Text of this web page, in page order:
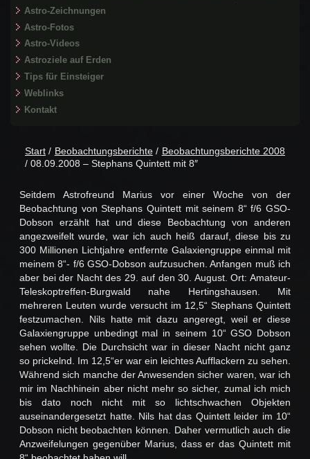
Astro-Zeichnungen
Astro-Fotos
Astro-Videos
Astroziele auf Erden
Tips für Einsteiger
Weblinks
Kontakt
Start / Beobachtungsberichte/ Beobachtungsberichte 2008
/ 08.09.2008 – Stephans Quintett mit 8″
Seitdem Astrofreund Marius vor einer Woche von der
Beobachtung von Stephans Quintett mit seinem 8“ f/6 GSO-
Dobson erzählt hat und diese Beobachtung von anderen
angezweifelt wurde, war ich auch heiß darauf, diese bis zu
300 Millionen Lichtjahre entfernte Galaxiengruppe einmal mit
meinem 8“- f/6 GSO-Dobson aufzusuchen. Anfangen muß ich
aber bei der Nacht des 29. auf den 30. August. Ort: Amateur-
Teleskoptreffen-Burgwald nahe Hertingshausen. Mit
mehreren Leuten wurde versucht im 12,5“ Stephans Quintett
festzumachen. Nils hatte mit dazu angeregt, weil er diese
Galaxiengruppe unbedingt mal in seinem 10“ GSO Dobson
sehen wollte. Die Durchsicht war in dieser Nacht nicht ganz
so prickelnd. Im 12,5“er war ein leichtes Aufflackern zu sehen.
Während sich manche der Anwesenden sicher waren, war ich
mir im Nachhinein aber nicht mehr so sicher, zumal ich mich
bis dato noch nicht mit so lichtschwachen Objekten
auseinandergesetzt hatte. Nils hat das Quintett leider im 10“
Dobson nicht beobachten können. Daher vermutlich auch die
Anzweifelungen gegenüber Marius, dass er das Quintett mit